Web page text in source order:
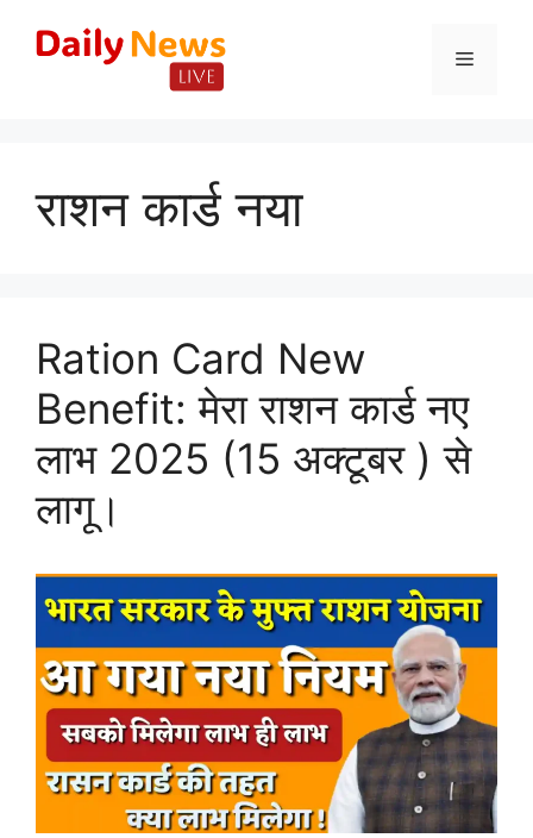
Menu
राशन कार्ड नया
Ration Card New
Benefit: मेरा राशन कार्ड नए
लाभ 2025 (15 अक्टूबर ) से
लागू।